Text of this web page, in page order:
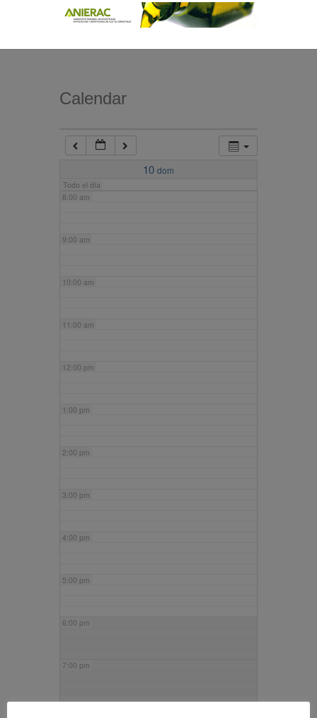
Calendar
10 dom
Todo el día
7:00 am
8:00 am
9:00 am
10:00 am
11:00 am
12:00 pm
1:00 pm
2:00 pm
3:00 pm
4:00 pm
5:00 pm
6:00 pm
7:00 pm